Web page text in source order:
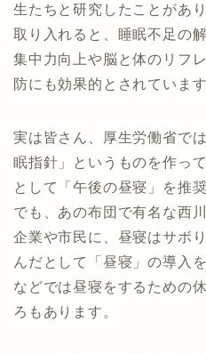
生たちと研究したことがあ
取り入れると、睡眠不足の
集中力向上や脳と体のリフ
防にも効果的とされています
実は皆さん、厚生労働省で
眠指針」というものを作っ
として「午後の昼寝」を推
でも、あの布団で有名な西
企業や市民に、昼寝はサボ
んだとして「昼寝」の導入
などでは昼寝をするための
ろもあります。